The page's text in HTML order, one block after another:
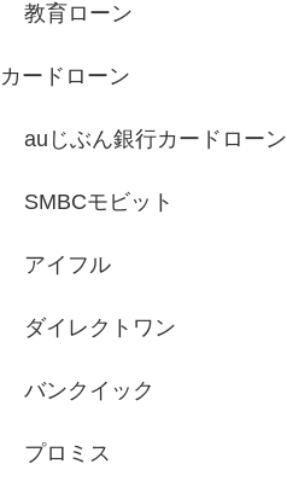
教育ローン
カードローン
auじぶん銀行カードローン
SMBCモビット
アイフル
ダイレクトワン
バンクイック
プロミス